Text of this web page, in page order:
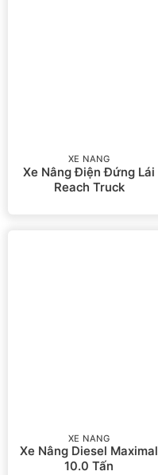
XE NÂNG
Xe Nâng Điện Đứng Lái
Reach Truck
XE NÂNG
Xe Nâng Diesel Maximal
10.0 Tấn